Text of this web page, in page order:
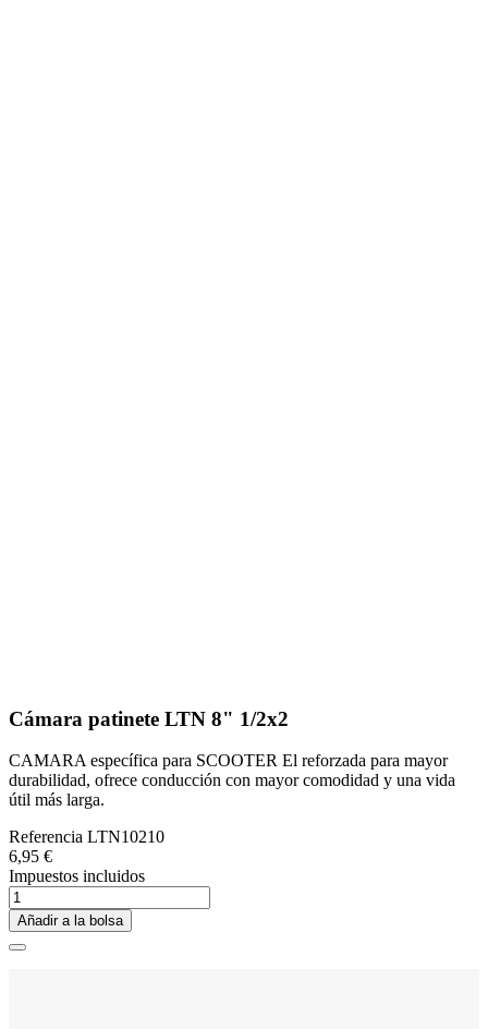
Cámara patinete LTN 8" 1/2x2
CAMARA específica para SCOOTER El reforzada para mayor
durabilidad, ofrece conducción con mayor comodidad y una vida
útil más larga.
Referencia LTN10210
6,95 €
Impuestos incluidos
Añadir a la bolsa